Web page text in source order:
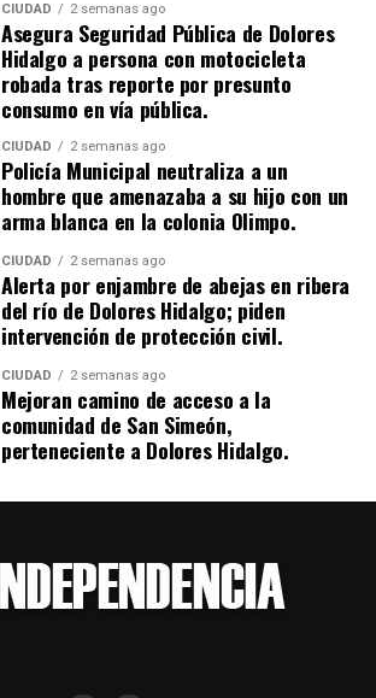
CIUDAD 2 semanas ago
Asegura Seguridad Pública de Dolores
Hidalgo a persona con motocicleta
robada tras reporte por presunto
consumo en vía pública.
CIUDAD 2 semanas ago
Policía Municipal neutraliza a un
hombre que amenazaba a su hijo con un
arma blanca en la colonia Olimpo.
CIUDAD 2 semanas ago
Alerta por enjambre de abejas en ribera
del río de Dolores Hidalgo; piden
intervención de protección civil.
CIUDAD 2 semanas ago
Mejoran camino de acceso a la
comunidad de San Simeón,
perteneciente a Dolores Hidalgo.